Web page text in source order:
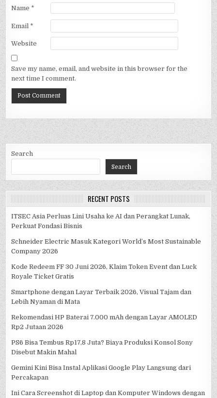
Name *
Email *
Website
Save my name, email, and website in this browser for the
next time I comment.
Search
Search
RECENT POSTS
ITSEC Asia Perluas Lini Usaha ke AI dan Perangkat Lunak,
Perkuat Fondasi Bisnis
Schneider Electric Masuk Kategori World’s Most Sustainable
Company 2026
Kode Redeem FF 30 Juni 2026, Klaim Token Event dan Luck
Royale Ticket Gratis
Smartphone dengan Layar Terbaik 2026, Visual Tajam dan
Lebih Nyaman di Mata
Rekomendasi HP Baterai 7.000 mAh dengan Layar AMOLED
Rp2 Jutaan 2026
PS6 Bisa Tembus Rp17,8 Juta? Biaya Produksi Konsol Sony
Disebut Makin Mahal
Gemini Kini Bisa Instal Aplikasi Google Play Langsung dari
Percakapan
Ini Cara Screenshot di Laptop dan Komputer Windows dengan